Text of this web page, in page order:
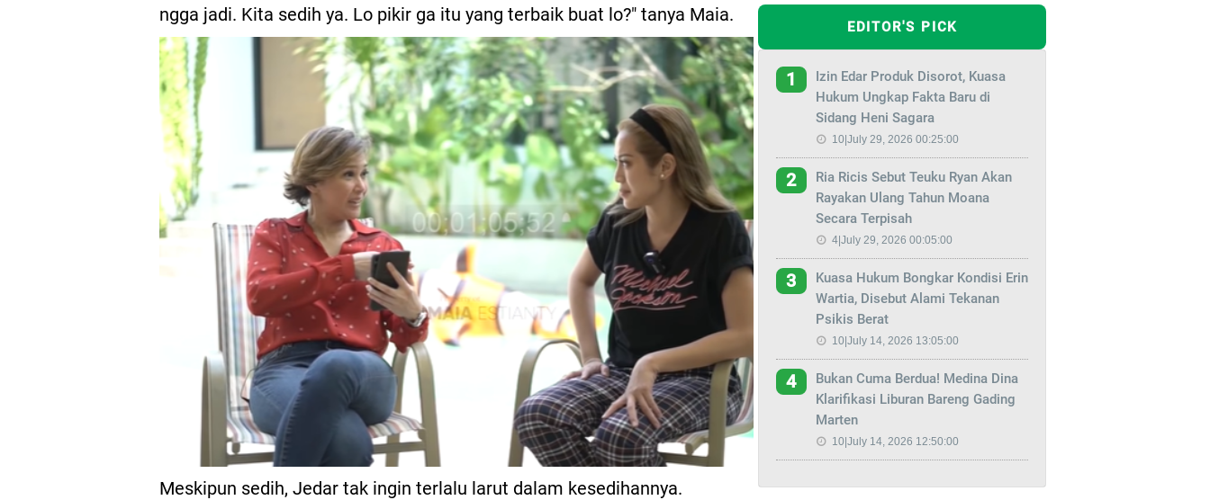
ngga jadi. Kita sedih ya. Lo pikir ga itu yang terbaik buat lo?" tanya Maia.
Meskipun sedih, Jedar tak ingin terlalu larut dalam kesedihannya.
EDITOR'S PICK
1
Izin Edar Produk Disorot, Kuasa
Hukum Ungkap Fakta Baru di
Sidang Heni Sagara
10|July 29, 2026 00:25:00
2
Ria Ricis Sebut Teuku Ryan Akan
Rayakan Ulang Tahun Moana
Secara Terpisah
4|July 29, 2026 00:05:00
3
Kuasa Hukum Bongkar Kondisi Erin
Wartia, Disebut Alami Tekanan
Psikis Berat
10|July 14, 2026 13:05:00
4
Bukan Cuma Berdua! Medina Dina
Klarifikasi Liburan Bareng Gading
Marten
10|July 14, 2026 12:50:00